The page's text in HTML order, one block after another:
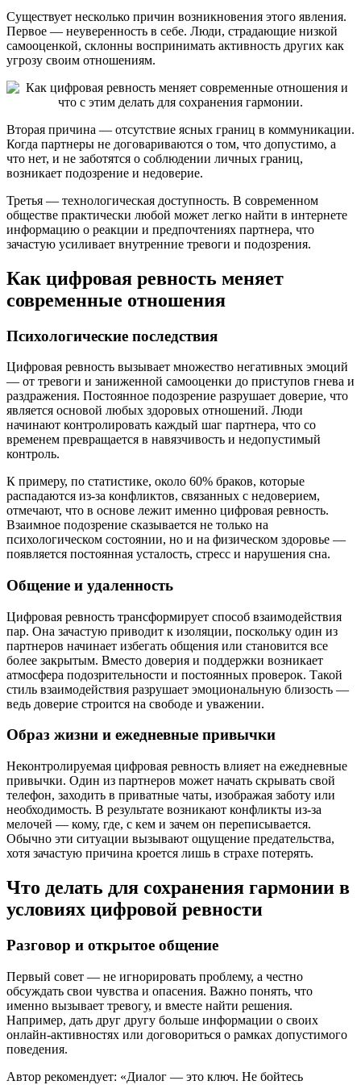
Существует несколько причин возникновения этого явления.
Первое — неуверенность в себе. Люди, страдающие низкой
самооценкой, склонны воспринимать активность других как
угрозу своим отношениям.
Вторая причина — отсутствие ясных границ в коммуникации.
Когда партнеры не договариваются о том, что допустимо, а
что нет, и не заботятся о соблюдении личных границ,
возникает подозрение и недоверие.
Третья — технологическая доступность. В современном
обществе практически любой может легко найти в интернете
информацию о реакции и предпочтениях партнера, что
зачастую усиливает внутренние тревоги и подозрения.
Как цифровая ревность меняет
современные отношения
Психологические последствия
Цифровая ревность вызывает множество негативных эмоций
— от тревоги и заниженной самооценки до приступов гнева и
раздражения. Постоянное подозрение разрушает доверие, что
является основой любых здоровых отношений. Люди
начинают контролировать каждый шаг партнера, что со
временем превращается в навязчивость и недопустимый
контроль.
К примеру, по статистике, около 60% браков, которые
распадаются из-за конфликтов, связанных с недоверием,
отмечают, что в основе лежит именно цифровая ревность.
Взаимное подозрение сказывается не только на
психологическом состоянии, но и на физическом здоровье —
появляется постоянная усталость, стресс и нарушения сна.
Общение и удаленность
Цифровая ревность трансформирует способ взаимодействия
пар. Она зачастую приводит к изоляции, поскольку один из
партнеров начинает избегать общения или становится все
более закрытым. Вместо доверия и поддержки возникает
атмосфера подозрительности и постоянных проверок. Такой
стиль взаимодействия разрушает эмоциональную близость —
ведь доверие строится на свободе и уважении.
Образ жизни и ежедневные привычки
Неконтролируемая цифровая ревность влияет на ежедневные
привычки. Один из партнеров может начать скрывать свой
телефон, заходить в приватные чаты, изображая заботу или
необходимость. В результате возникают конфликты из-за
мелочей — кому, где, с кем и зачем он переписывается.
Обычно эти ситуации вызывают ощущение предательства,
хотя зачастую причина кроется лишь в страхе потерять.
Что делать для сохранения гармонии в
условиях цифровой ревности
Разговор и открытое общение
Первый совет — не игнорировать проблему, а честно
обсуждать свои чувства и опасения. Важно понять, что
именно вызывает тревогу, и вместе найти решения.
Например, дать друг другу больше информации о своих
онлайн-активностях или договориться о рамках допустимого
поведения.
Автор рекомендует: «Диалог — это ключ. Не бойтесь